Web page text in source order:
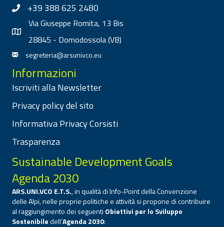
+39 388 625 2480
Via Giuseppe Romita, 13 Bis
28845 - Domodossola (VB)
segreteria@arsunivco.eu
Informazioni
Iscriviti alla Newsletter
Privacy policy del sito
Informativa Privacy Corsisti
Trasparenza
Sustainable Development Goals
Agenda 2030
ARS.UNI.VCO E.T.S., in qualità di Info-Point della Convenzione
delle Alpi, nelle proprie politiche e attività si propone di contribuire
al raggiungimento dei seguenti Obiettivi per lo Sviluppo
Sostenibiledell’Agenda 2030: